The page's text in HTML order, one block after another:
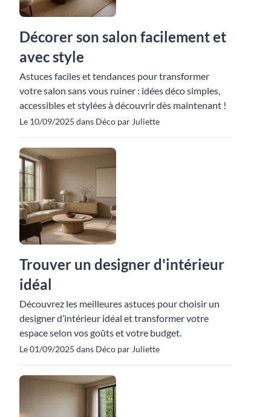
Décorer son salon facilement et
avec style
Astuces faciles et tendances pour transformer
votre salon sans vous ruiner : idées déco simples,
accessibles et stylées à découvrir dès maintenant !
Le 10/09/2025 dans Déco par Juliette
Trouver un designer d'intérieur
idéal
Découvrez les meilleures astuces pour choisir un
designer d’intérieur idéal et transformer votre
espace selon vos goûts et votre budget.
Le 01/09/2025 dans Déco par Juliette